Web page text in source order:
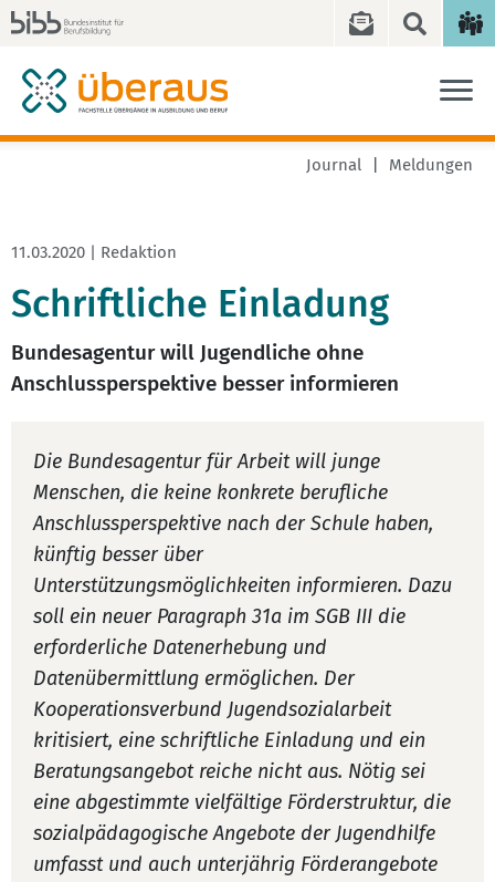
Journal Meldungen
11.03.2020 | Redaktion
Schriftliche Einladung
Bundesagentur will Jugendliche ohne
Anschlussperspektive besser informieren
Die Bundesagentur für Arbeit will junge
Menschen, die keine konkrete berufliche
Anschlussperspektive nach der Schule haben,
künftig besser über
Unterstützungsmöglichkeiten informieren. Dazu
soll ein neuer Paragraph 31a im SGB III die
erforderliche Datenerhebung und
Datenübermittlung ermöglichen. Der
Kooperationsverbund Jugendsozialarbeit
kritisiert, eine schriftliche Einladung und ein
Beratungsangebot reiche nicht aus. Nötig sei
eine abgestimmte vielfältige Förderstruktur, die
sozialpädagogische Angebote der Jugendhilfe
umfasst und auch unterjährig Förderangebote